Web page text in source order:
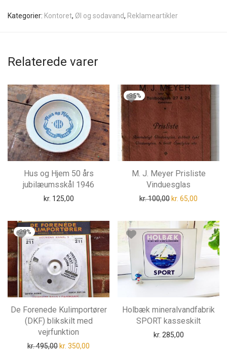
Kategorier: Kontoret, Øl og sodavand, Reklameartikler
Relaterede varer
Hus og Hjem 50 års
jubilæumsskål 1946
kr. 125,00
-35%
M. J. Meyer Prisliste
Vinduesglas
kr.100,00Den oprindelige
kr. 65,00
-29%
De Forenede Kulimportører
(DKF) blikskilt med
vejrfunktion
kr.495,00Den oprindelige pris var: kr. 495,00.
kr. 350,00
Holbæk mineralvandfabrik
SPORT kasseskilt
kr. 285,00